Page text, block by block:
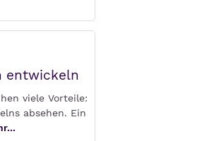
entwickeln
viele Vorteile:
absehen. Ein